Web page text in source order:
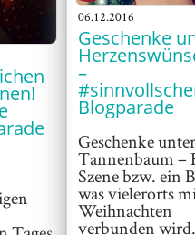
06.12.2016
Geschenke
–
Blogparade
Geschenke
Tannenbaum –
Szene bzw. ein
was vielerorts
Weihnachten
verbunden wird.